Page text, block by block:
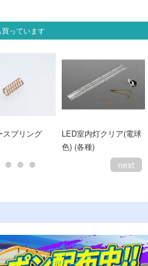
っています
スプリング
LED室内灯クリア(電球
色) (各種)
next